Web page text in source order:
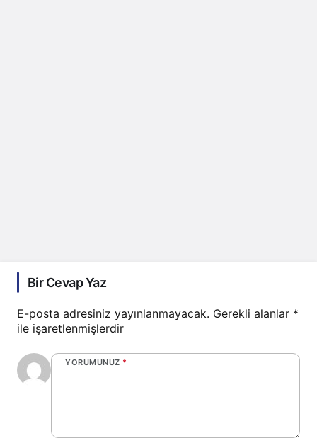
Bir Cevap Yaz
E-posta adresiniz yayınlanmayacak. Gerekli alanlar *
ile işaretlenmişlerdir
YORUMUNUZ *